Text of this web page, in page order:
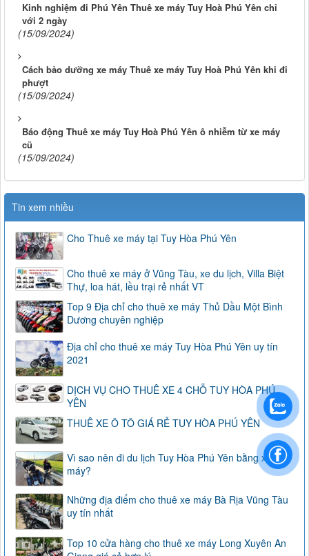
Kinh nghiệm đi Phú Yên Thuê xe máy Tuy Hoà Phú Yên chỉ
với 2 ngày
(15/09/2024)
Cách bảo dưỡng xe máy Thuê xe máy Tuy Hoà Phú Yên khi đi
phượt
(15/09/2024)
Báo động Thuê xe máy Tuy Hoà Phú Yên ô nhiễm từ xe máy
cũ
(15/09/2024)
Tin xem nhiều
Cho Thuê xe máy tại Tuy Hòa Phú Yên
Cho thuê xe máy ở Vũng Tàu, xe du lịch, Villa Biệt
Thự, loa hát, lều trại rẻ nhất VT
Top 9 Địa chỉ cho thuê xe máy Thủ Dầu Một Bình
Dương chuyên nghiệp
Địa chỉ cho thuê xe máy Tuy Hòa Phú Yên uy tín
2021
DỊCH VỤ CHO THUÊ XE 4 CHỖ TUY HÒA PHÚ
YÊN
THUÊ XE Ô TÔ GIÁ RẺ TUY HÒA PHÚ YÊN
Vì sao nên đi du lịch Tuy Hòa Phú Yên bằng xe
máy?
Những địa điểm cho thuê xe máy Bà Rịa Vũng Tàu
uy tín nhất
Top 10 cửa hàng cho thuê xe máy Long Xuyên An